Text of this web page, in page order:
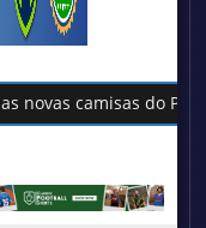
do País de Gales